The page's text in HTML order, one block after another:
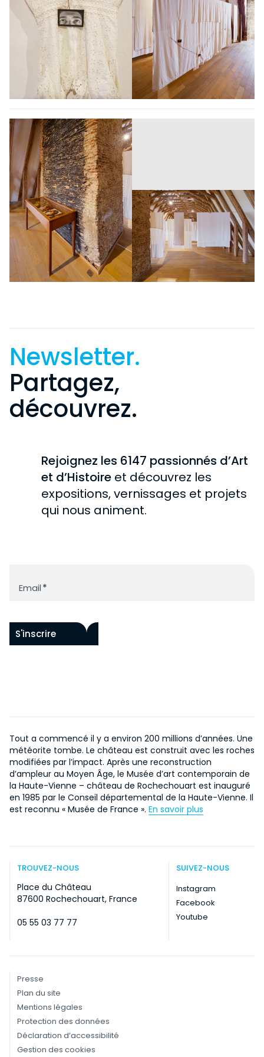
Newsletter.
Partagez,
découvrez.
Rejoignez les 6147 passionnés d’Art
et d’Histoire et découvrez les
expositions, vernissages et projets
qui nous animent.
Email*
S'inscrire
Tout a commencé il y a environ 200 millions d’années. Une
météorite tombe. Le château est construit avec les roches
modifiées par l’impact. Après une reconstruction
d’ampleur au Moyen Âge, le Musée d’art contemporain de
la Haute-Vienne – château de Rochechouart est inauguré
en 1985 par le Conseil départemental de la Haute-Vienne. Il
est reconnu « Musée de France ». En savoir plus
TROUVEZ-NOUS
Place du Château
87600 Rochechouart, France
05 55 03 77 77
SUIVEZ-NOUS
Instagram
Facebook
Youtube
Presse
Plan du site
Mentions légales
Protection des données
Déclaration d’accessibilité
Gestion des cookies